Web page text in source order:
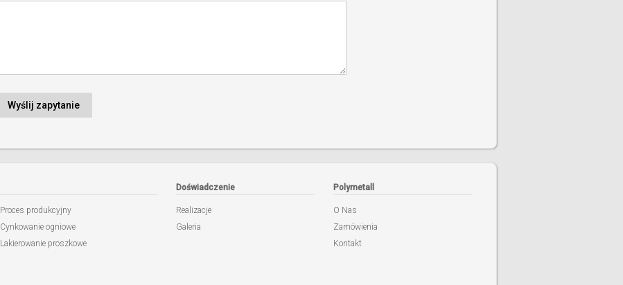
Proces produkcyjny
Cynkowanie ogniowe
Lakierowanie proszkowe
Doświadczenie
Realizacje
Galeria
Polymetall
O Nas
Zamówienia
Kontakt